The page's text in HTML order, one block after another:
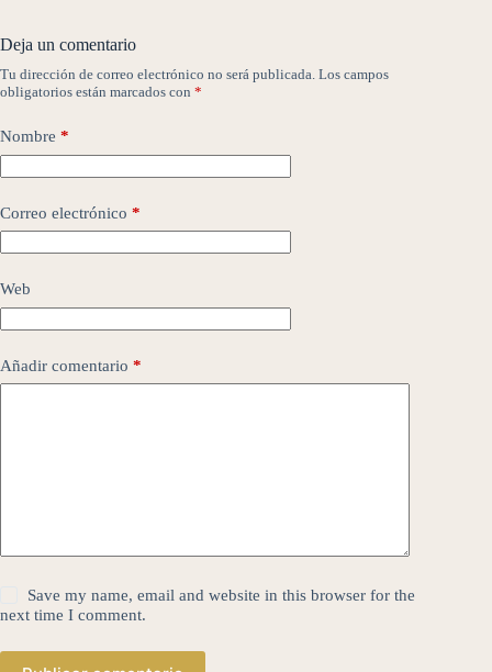
Deja un comentario
Tu dirección de correo electrónico no será publicada. Los campos
obligatorios están marcados con *
Nombre *
Correo electrónico *
Web
Añadir comentario *
Save my name, email and website in this browser for the
next time I comment.